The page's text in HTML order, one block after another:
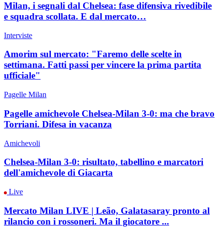
Milan, i segnali dal Chelsea: fase difensiva rivedibile
e squadra scollata. E dal mercato…
Interviste
Amorim sul mercato: "Faremo delle scelte in
settimana. Fatti passi per vincere la prima partita
ufficiale"
Pagelle Milan
Pagelle amichevole Chelsea-Milan 3-0: ma che bravo
Torriani. Difesa in vacanza
Amichevoli
Chelsea-Milan 3-0: risultato, tabellino e marcatori
dell'amichevole di Giacarta
Live
Mercato Milan LIVE | Leão, Galatasaray pronto al
rilancio con i rossoneri. Ma il giocatore ...